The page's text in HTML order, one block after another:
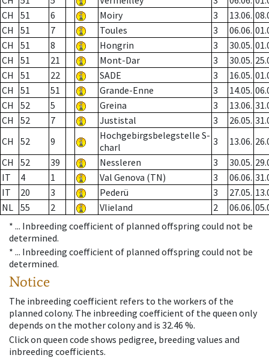
CH
51 6 Moiry 3 13.06.
CH
51 7 Toules 3 06.06.
CH
51 8 Hongrin 3 30.05.
CH
51 21 Mont-Dar 3 30.05.
CH
51 22 SADE 3 16.05.
CH
51 51 Grande-Enne 3 14.05.
CH
52 5 Greina 3 13.06.
CH
52 7 Justistal 3 26.05.
CH
52 9
Hochgebirgsbelegstelle S-
charl
3 13.06.
CH
52 39 Nessleren 3 30.05.
IT
4 1 Val Genova (TN) 3 06.06.
IT
20 3 Pederü 3 27.05.
NL 55 2 Vlieland 2 06.06.
* ... Inbreeding coefficient of planned offspring could not be
determined.
* ... Inbreeding coefficient of planned offspring could not be
determined.
Notice
The inbreeding coefficient refers to the workers of the
planned colony. The inbreeding coefficient of the queen only
depends on the mother colony and is 32.46 %.
Click on queen code shows pedigree, breeding values and
inbreeding coefficients.